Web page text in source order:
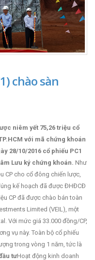
chào sàn
niêm yết 75,26 triệu cổ
với mã chứng khoán
28/10/2016 cổ phiếu PC1
Lưu ký chứng khoán. Như
CP cho cổ đông chiến lược,
kế hoạch đã được ĐHĐCĐ
CP đã được chào bán toàn
Limited (VEIL), một
Với mức giá 33.000 đồng/CP,
vụ này. Toàn bộ cổ phiếu
trong vòng 1 năm, tức là
tưHoạt động kinh doanh